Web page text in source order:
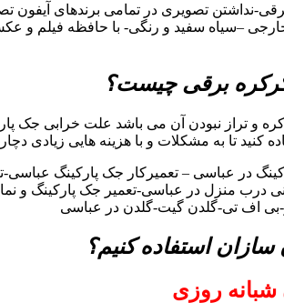
نداشتن تصویری در تمامی برندهای
–سیاه سفید و رنگی- با حافظه فیلم و
برقی چیست؟
تراز نبودن آن می باشد علت خرابی جک
کنید تا به مشکلات و با هزینه هایی زیادی
در عباسی – تعمیرکار جک پارکینگ عباسی-
درب منزل در عباسی-تعمیر جک پارکینگ و
بی اف تی-گلدن گیت-گلدن در عباسی
استفاده کنیم؟
روزی